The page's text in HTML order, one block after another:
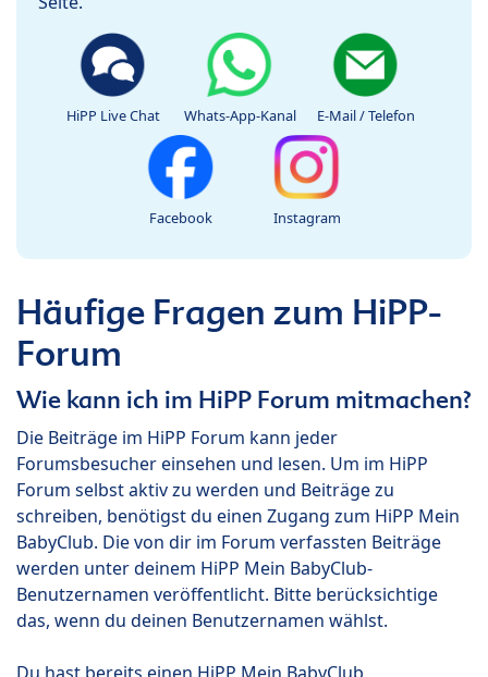
HiPP Live Chat Whats-App-Kanal E-Mail / Telefon
Facebook Instagram
Häufige Fragen zum HiPP-
Forum
Wie kann ich im HiPP Forum mitmachen?
Die Beiträge im HiPP Forum kann jeder
Forumsbesucher einsehen und lesen. Um im HiPP
Forum selbst aktiv zu werden und Beiträge zu
schreiben, benötigst du einen Zugang zum HiPP Mein
BabyClub. Die von dir im Forum verfassten Beiträge
werden unter deinem HiPP Mein BabyClub-
Benutzernamen veröffentlicht. Bitte berücksichtige
das, wenn du deinen Benutzernamen wählst.